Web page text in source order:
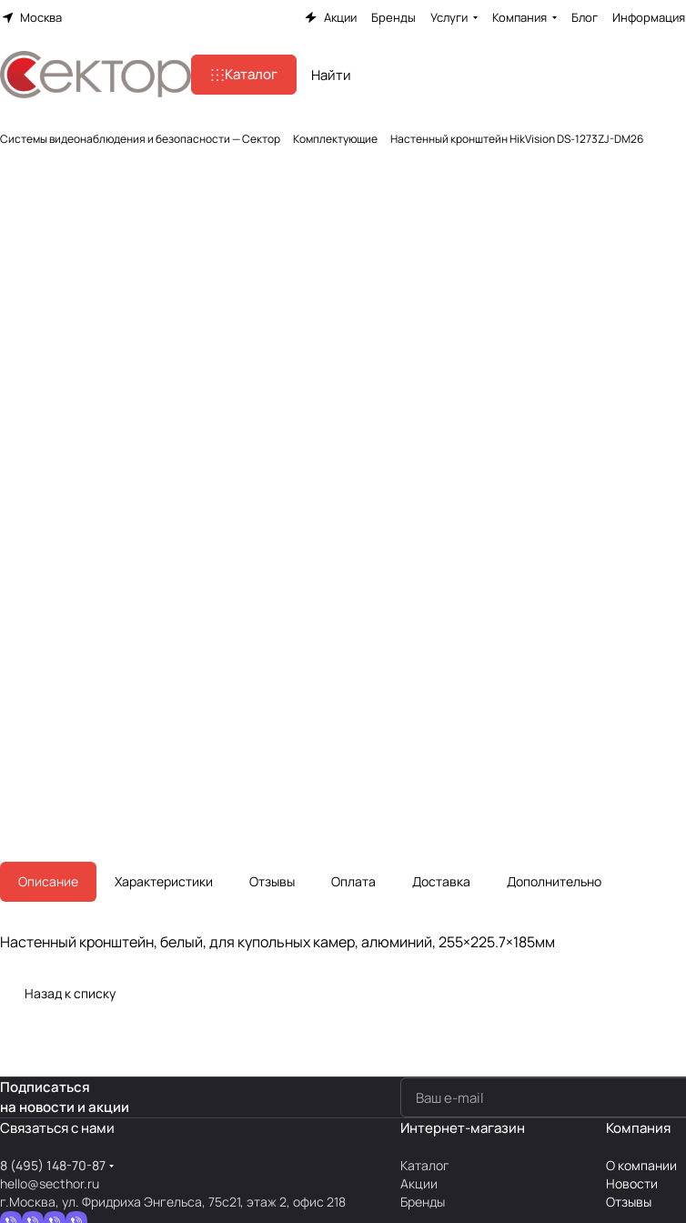
Москва Акции Бренды Услуги Компания Блог Информация
Каталог
Системы видеонаблюдения и безопасности — Сектор Комплектующие Настенный кронштейн HikVision DS-1273ZJ-DM26
Описание Характеристики Отзывы Оплата Доставка Дополнительно
Настенный кронштейн, белый, для купольных камер, алюминий, 255×225.7×185мм
Назад к списку
Подписаться
на новости и акции
Связаться с нами
8 (495) 148-70-87
hello@secthor.ru
г.Москва, ул. Фридриха Энгельса, 75с21, этаж 2, офис 218
Интернет-магазин
Каталог
Акции
Бренды
Компания
О компании
Новости
Отзывы